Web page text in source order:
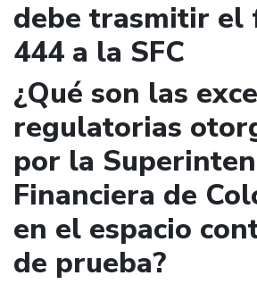
debe trasmitir el
444 a la SFC
¿Qué son las
regulatorias
por la
Financiera de
en el espacio
de prueba?